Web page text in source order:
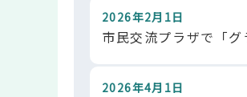
2026年2月1日
市民交流プラザで「グ
2026年4月1日